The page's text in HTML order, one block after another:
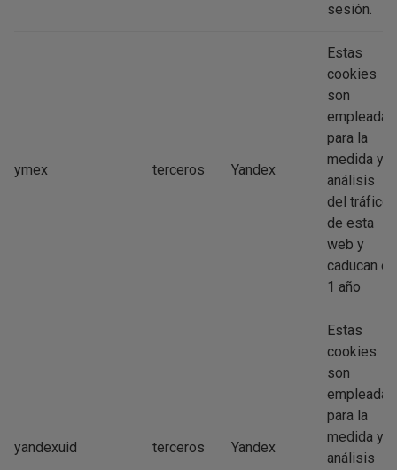
sesión.
ymex terceros Yandex
Estas
cookies
son
empleadas
para la
medida y
análisis
del tráfico
de esta
web y
caducan en
1 año
yandexuid terceros Yandex
Estas
cookies
son
empleadas
para la
medida y
análisis